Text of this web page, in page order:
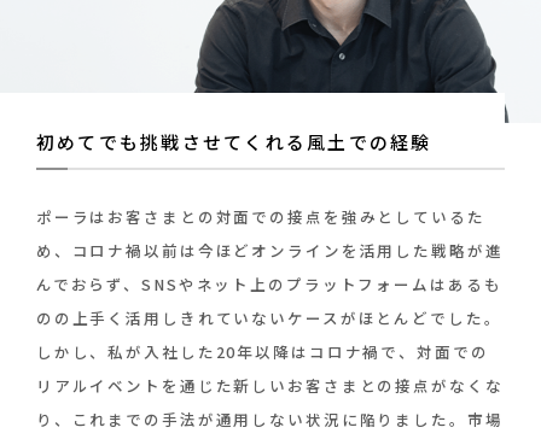
初めてでも挑戦させてくれる風土での経験
ポーラはお客さまとの対面での接点を強みとしているた
め、コロナ禍以前は今ほどオンラインを活用した戦略が進
んでおらず、SNSやネット上のプラットフォームはあるも
のの上手く活用しきれていないケースがほとんどでした。
しかし、私が入社した20年以降はコロナ禍で、対面での
リアルイベントを通じた新しいお客さまとの接点がなくな
り、これまでの手法が通用しない状況に陥りました。市場